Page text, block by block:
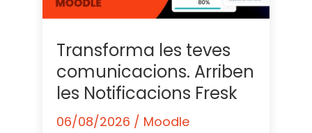
Transforma les teves
comunicacions. Arriben
les Notificacions Fresk
06/08/2026 / Moodle